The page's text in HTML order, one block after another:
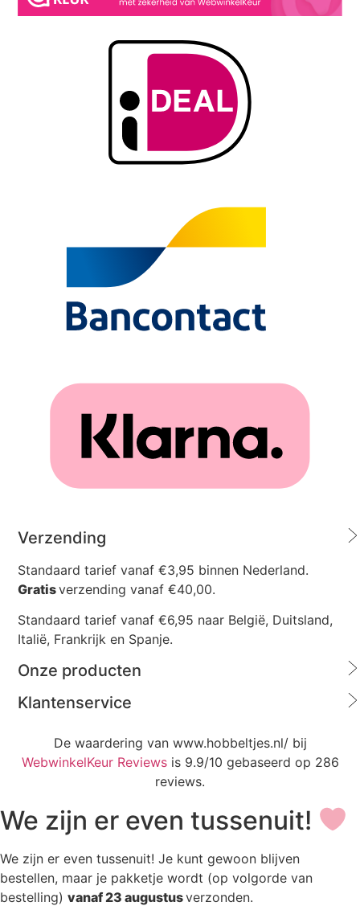
Verzending
Standaard tarief vanaf €3,95 binnen Nederland.
Gratisverzending vanaf €40,00.
Standaard tarief vanaf €6,95 naar België, Duitsland,
Italië, Frankrijk en Spanje.
Onze producten
Klantenservice
De waardering van www.hobbeltjes.nl/ bij
WebwinkelKeur Reviewsis 9.9/10 gebaseerd op 286
reviews.
We zijn er even tussenuit!
We zijn er even tussenuit! Je kunt gewoon blijven
bestellen, maar je pakketje wordt (op volgorde van
bestelling) vanaf 23 augustusverzonden.